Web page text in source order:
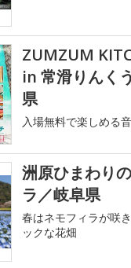
ZUMZUM
in 常滑りんく
県
入場無料で楽しめる
洲原ひまわり
ラ／岐阜県
春はネモフィラが咲
ックな花畑